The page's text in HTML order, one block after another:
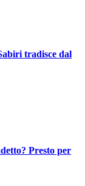
tradisce dal
Presto per